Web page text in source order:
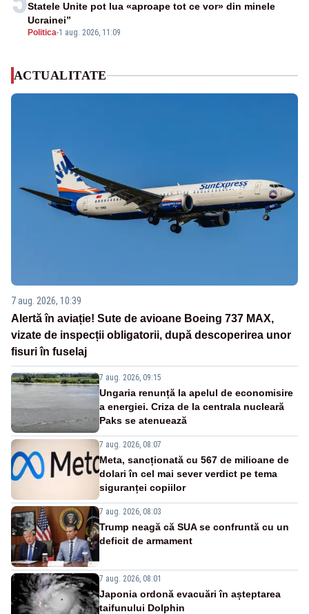
Politica-1 aug. 2026, 11:09
Statele Unite pot lua «aproape tot ce vor» din minele
Ucrainei”
ACTUALITATE
7 aug. 2026, 10:39
Alertă în aviație! Sute de avioane Boeing 737 MAX,
vizate de inspecții obligatorii, după descoperirea unor
fisuri în fuselaj
7 aug. 2026, 09:15
Ungaria renunță la apelul de economisire
a energiei. Criza de la centrala nucleară
Paks se atenuează
7 aug. 2026, 08:07
Meta, sancționată cu 567 de milioane de
dolari în cel mai sever verdict pe tema
siguranței copiilor
7 aug. 2026, 08:03
Trump neagă că SUA se confruntă cu un
deficit de armament
7 aug. 2026, 08:01
Japonia ordonă evacuări în așteptarea
taifunului Dolphin